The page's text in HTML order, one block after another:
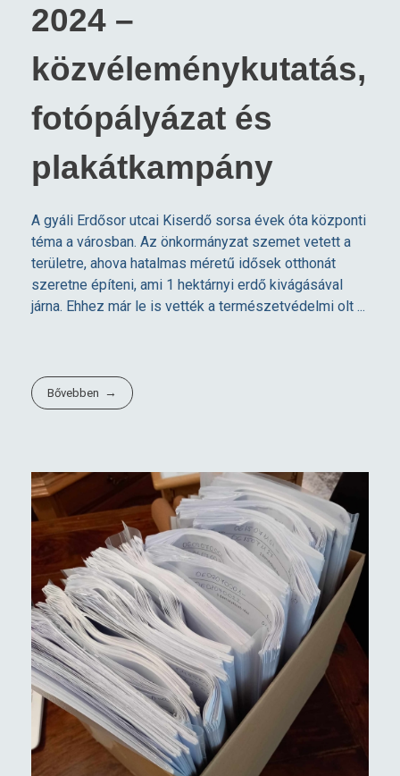
2024 –
közvéleménykutatás,
fotópályázat és
plakátkampány
A gyáli Erdősor utcai Kiserdő sorsa évek óta központi
téma a városban. Az önkormányzat szemet vetett a
területre, ahova hatalmas méretű idősek otthonát
szeretne építeni, ami 1 hektárnyi erdő kivágásával
járna. Ehhez már le is vették a természetvédelmi olt ...
Bővebben